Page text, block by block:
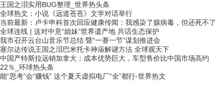
王国之泪实用BUG整理_世界热头条
全球热文：小说《远道苍苍》文学对话举行
当前最新：卢卡申科首次回应健康传闻：我感染了腺病毒，但还死不了
全球连线 | 这对中意“姐妹”世界遗产地 共话生态保护
我市召开云台山音乐节总结 暨“一赛一节”谋划推进会
塞尔达传说王国之泪巴米托卡神庙解谜方法 全球观天下
中国产特斯拉远销加拿大：成本优势巨大，车型售价比中国市场高约
22％_环球热头条
能“思考”会“赚钱” 这个夏天虚拟电厂“全”都行-世界热文